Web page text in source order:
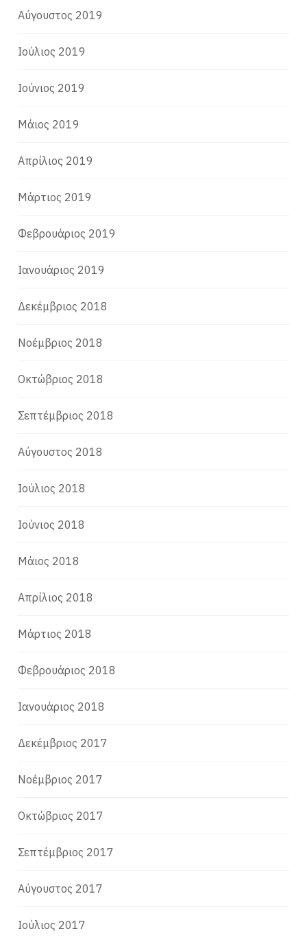
Αύγουστος 2019
Ιούλιος 2019
Ιούνιος 2019
Μάιος 2019
Απρίλιος 2019
Μάρτιος 2019
Φεβρουάριος 2019
Ιανουάριος 2019
Δεκέμβριος 2018
Νοέμβριος 2018
Οκτώβριος 2018
Σεπτέμβριος 2018
Αύγουστος 2018
Ιούλιος 2018
Ιούνιος 2018
Μάιος 2018
Απρίλιος 2018
Μάρτιος 2018
Φεβρουάριος 2018
Ιανουάριος 2018
Δεκέμβριος 2017
Νοέμβριος 2017
Οκτώβριος 2017
Σεπτέμβριος 2017
Αύγουστος 2017
Ιούλιος 2017